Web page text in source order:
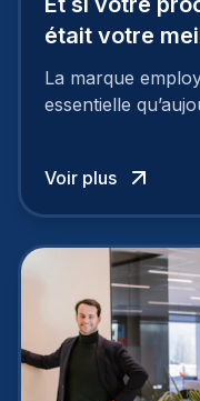
était votre
La marque
essentielle
à perdre les
Voir plus